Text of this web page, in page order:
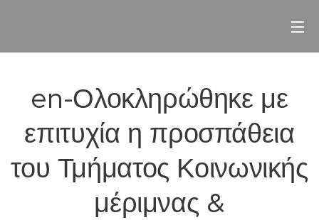
en-Ολοκληρώθηκε με
επιτυχία η προσπάθεια
του Τμήματος Κοινωνικής
μέριμνας &